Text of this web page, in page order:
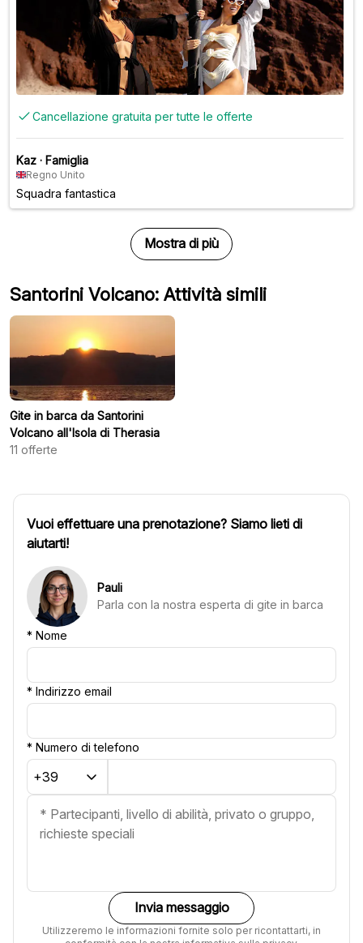
Cancellazione gratuita per tutte le offerte
Kaz · Famiglia
Regno Unito
Squadra fantastica
Mostra di più
Santorini Volcano: Attività simili
Gite in barca da Santorini
Volcano all'Isola di Therasia
11 offerte
Vuoi effettuare una prenotazione? Siamo lieti di
aiutarti!
Pauli
Parla con la nostra esperta di gite in barca
* Nome
* Indirizzo email
* Numero di telefono
Invia messaggio
Utilizzeremo le informazioni fornite solo per ricontattarti, in